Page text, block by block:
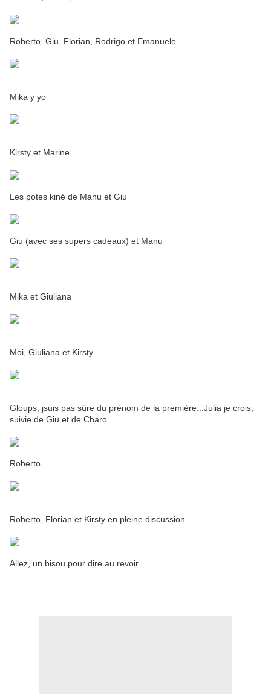
Roberto, Giu, Florian, Rodrigo et Emanuele
Mika y yo
Kirsty et Marine
Les potes kiné de Manu et Giu
Giu (avec ses supers cadeaux) et Manu
Mika et Giuliana
Moi, Giuliana et Kirsty
Gloups, jsuis pas sûre du prénom de la première...Julia je crois,
suivie de Giu et de Charo.
Roberto
Roberto, Florian et Kirsty en pleine discussion...
Allez, un bisou pour dire au revoir...